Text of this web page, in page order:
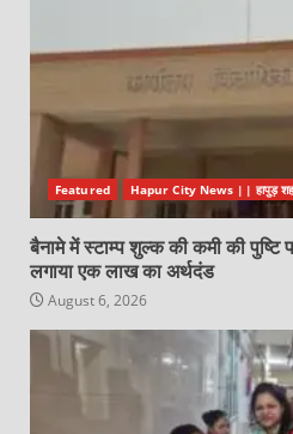
Featured Hapur City News || हापुड़
बैनामे में स्टाम्प शुल्क की कमी की
लगाया एक लाख का अर्थदंड
August 6, 2026